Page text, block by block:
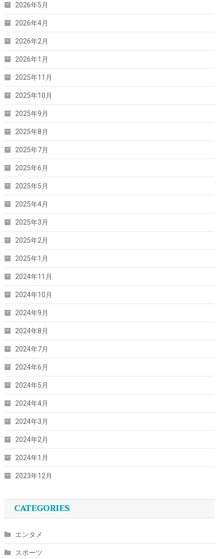
2026年5月
2026年4月
2026年2月
2026年1月
2025年11月
2025年10月
2025年9月
2025年8月
2025年7月
2025年6月
2025年5月
2025年4月
2025年3月
2025年2月
2025年1月
2024年11月
2024年10月
2024年9月
2024年8月
2024年7月
2024年6月
2024年5月
2024年4月
2024年3月
2024年2月
2024年1月
2023年12月
CATEGORIES
エンタメ
スポーツ